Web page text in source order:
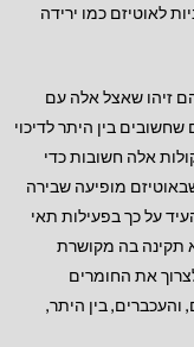
לאוטיזם כמו ירידה
זיהו שאצל אלה עם
בין היתר לדיכוי
אלה חשובות כדי
שבאוטיזם מופיעה שבירה
על כך בפעילות תאי
תקינה בה מקושרת
את החומרים
בין היתר,